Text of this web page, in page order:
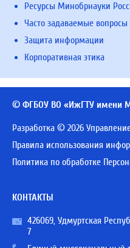
Ресурсы Минобрнауки
Часто задаваемые вопросы
Защита информации
Корпоративная этика
© ФГБОУ ВО «ИжГТУ имени
Разработка © 2026
Правила использования
Политика по обработке
КОНТАКТЫ
426069, Удмуртская
7